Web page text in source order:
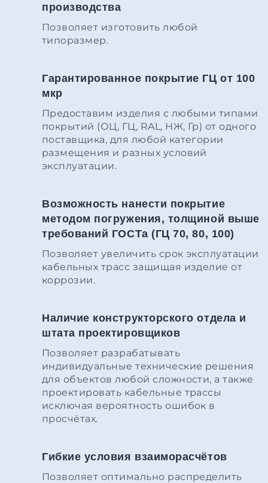
производства
Позволяет изготовить любой
типоразмер.
Гарантированное покрытие ГЦ от 100
мкр
Предоставим изделия с любыми типами
покрытий (ОЦ, ГЦ, RAL, НЖ, Гр) от одного
поставщика, для любой категории
размещения и разных условий
эксплуатации.
Возможность нанести покрытие
методом погружения, толщиной выше
требований ГОСТа (ГЦ 70, 80, 100)
Позволяет увеличить срок эксплуатации
кабельных трасс защищая изделие от
коррозии.
Наличие конструкторского отдела и
штата проектировщиков
Позволяет разрабатывать
индивидуальные технические решения
для объектов любой сложности, а также
проектировать кабельные трассы
исключая вероятность ошибок в
просчётах.
Гибкие условия взаиморасчётов
Позволяет оптимально распределить